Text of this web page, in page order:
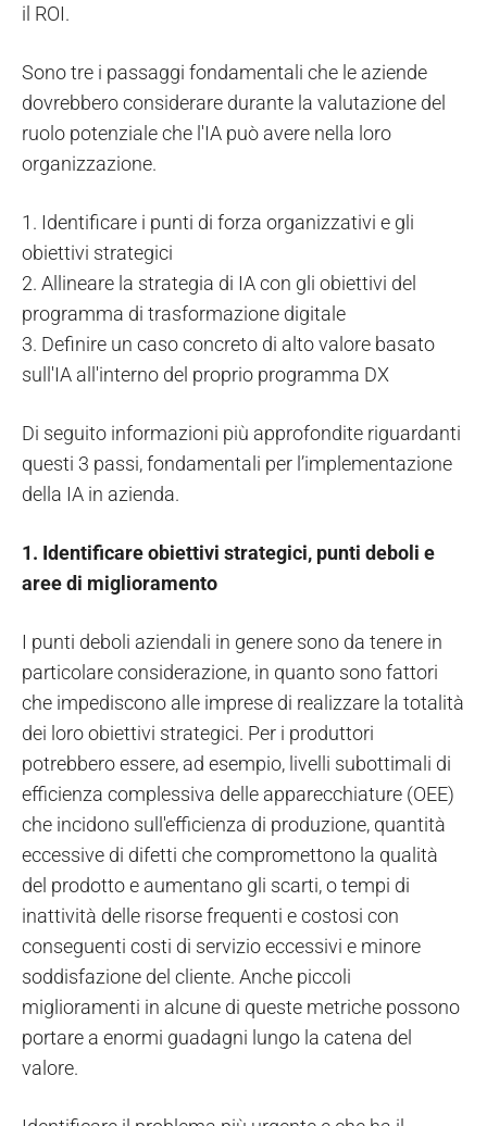
il ROI.
Sono tre i passaggi fondamentali che le aziende
dovrebbero considerare durante la valutazione del
ruolo potenziale che l'IA può avere nella loro
organizzazione.
1. Identificare i punti di forza organizzativi e gli
obiettivi strategici
2. Allineare la strategia di IA con gli obiettivi del
programma di trasformazione digitale
3. Definire un caso concreto di alto valore basato
sull'IA all'interno del proprio programma DX
Di seguito informazioni più approfondite riguardanti
questi 3 passi, fondamentali per l’implementazione
della IA in azienda.
1. Identificare obiettivi strategici, punti deboli e
aree di miglioramento
I punti deboli aziendali in genere sono da tenere in
particolare considerazione, in quanto sono fattori
che impediscono alle imprese di realizzare la totalità
dei loro obiettivi strategici. Per i produttori
potrebbero essere, ad esempio, livelli subottimali di
efficienza complessiva delle apparecchiature (OEE)
che incidono sull'efficienza di produzione, quantità
eccessive di difetti che compromettono la qualità
del prodotto e aumentano gli scarti, o tempi di
inattività delle risorse frequenti e costosi con
conseguenti costi di servizio eccessivi e minore
soddisfazione del cliente. Anche piccoli
miglioramenti in alcune di queste metriche possono
portare a enormi guadagni lungo la catena del
valore.